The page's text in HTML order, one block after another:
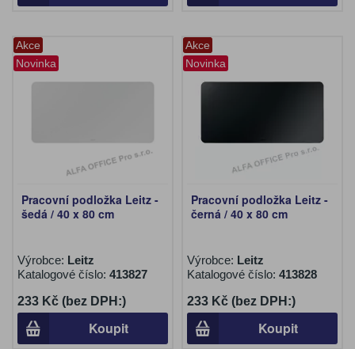
Akce
Novinka
Pracovní podložka Leitz -
šedá / 40 x 80 cm
Výrobce: Leitz
Katalogové číslo: 413827
233 Kč (bez DPH:)
Koupit
Akce
Novinka
Pracovní podložka Leitz -
černá / 40 x 80 cm
Výrobce: Leitz
Katalogové číslo: 413828
233 Kč (bez DPH:)
Koupit